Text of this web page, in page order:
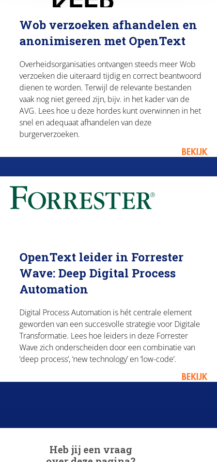
Wob verzoeken afhandelen en
anonimiseren met OpenText
Overheidsorganisaties ontvangen steeds meer Wob
verzoeken die uiteraard tijdig en correct beantwoord
dienen te worden. Terwijl de relevante bestanden
vaak nog niet gereed zijn, bijv. in het kader van de
AVG. Lees hoe u deze hordes kunt overwinnen in het
snel en adequaat afhandelen van deze
burgerverzoeken.
BEKIJK
OpenText leider in Forrester
Wave: Deep Digital Process
Automation
Digital Process Automation is hét centrale element
geworden van een succesvolle strategie voor Digitale
Transformatie. Lees hoe leiders in deze Forrester
Wave zich onderscheiden door een combinatie van
‘deep process’, ‘new technology’ en ‘low-code’.
BEKIJK
Heb jij een vraag